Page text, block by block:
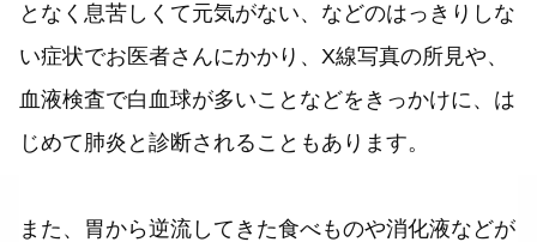
となく息苦しくて元気がない、などのはっきりしな
い症状でお医者さんにかかり、X線写真の所見や、
血液検査で白血球が多いことなどをきっかけに、は
じめて肺炎と診断されることもあります。
また、胃から逆流してきた食べものや消化液などが